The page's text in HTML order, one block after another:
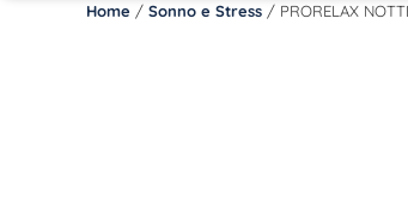
Home / Sonno e Stress / PRORELAX